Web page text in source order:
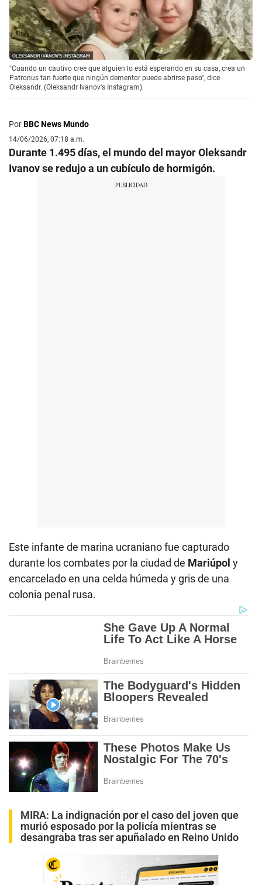
"Cuando un cautivo cree que alguien lo está esperando en su casa, crea un
Patronus tan fuerte que ningún dementor puede abrirse paso", dice
Oleksandr. (Oleksandr Ivanov's Instagram).
PorBBC News Mundo
14/06/2026, 07:18 a.m.
Durante 1.495 días, el mundo del mayor Oleksandr
Ivanov se redujo a un cubículo de hormigón.
Este infante de marina ucraniano fue capturado
durante los combates por la ciudad de Mariúpol y
encarcelado en una celda húmeda y gris de una
colonia penal rusa.
MIRA: La indignación por el caso del joven que
murió esposado por la policía mientras se
desangraba tras ser apuñalado en Reino Unido